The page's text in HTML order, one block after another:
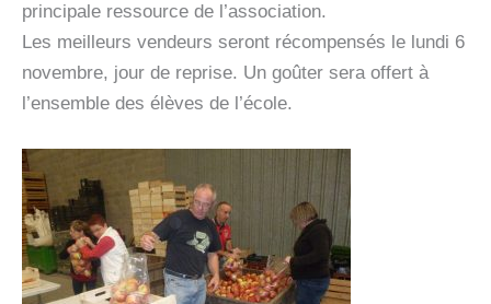
principale ressource de l’association.
Les meilleurs vendeurs seront récompensés le lundi 6
novembre, jour de reprise. Un goûter sera offert à
l’ensemble des élèves de l’école.